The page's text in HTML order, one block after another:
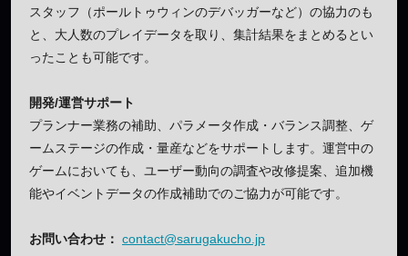
スタッフ（ポールトゥウィンのデバッガーなど）の協力のも
と、大人数のプレイデータを取り、集計結果をまとめるとい
ったことも可能です。
開発/運営サポート
プランナー業務の補助、パラメータ作成・バランス調整、ゲ
ームステージの作成・量産などをサポートします。運営中の
ゲームにおいても、ユーザー動向の調査や改修提案、追加機
能やイベントデータの作成補助でのご協力が可能です。
お問い合わせ： contact@sarugakucho.jp